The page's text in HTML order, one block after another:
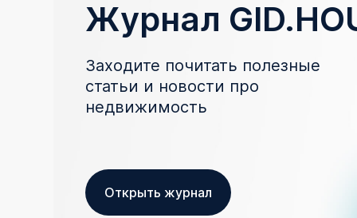
Журнал
Заходите почитать полезные
статьи и новости про
недвижимость
Открыть журнал